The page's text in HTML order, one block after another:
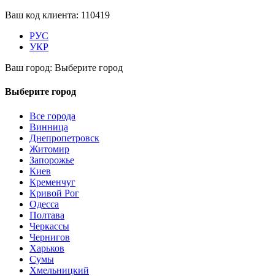
Ваш код клиента: 110419
РУС
УКР
Ваш город: Выберите город
Выберите город
Все города
Винница
Днепропетровск
Житомир
Запорожье
Киев
Кременчуг
Кривой Рог
Одесса
Полтава
Черкассы
Чернигов
Харьков
Сумы
Хмельницкий